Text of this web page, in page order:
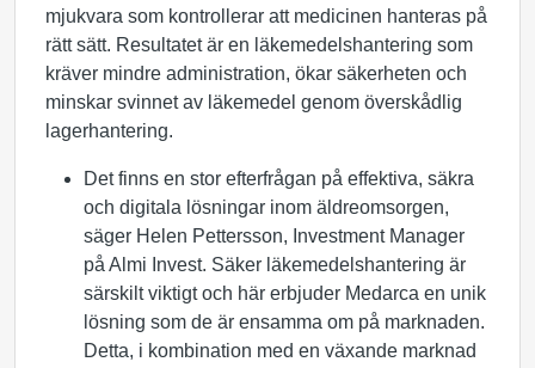
mjukvara som kontrollerar att medicinen hanteras på
rätt sätt. Resultatet är en läkemedelshantering som
kräver mindre administration, ökar säkerheten och
minskar svinnet av läkemedel genom överskådlig
lagerhantering.
Det finns en stor efterfrågan på effektiva, säkra
och digitala lösningar inom äldreomsorgen,
säger Helen Pettersson, Investment Manager
på Almi Invest. Säker läkemedelshantering är
särskilt viktigt och här erbjuder Medarca en unik
lösning som de är ensamma om på marknaden.
Detta, i kombination med en växande marknad